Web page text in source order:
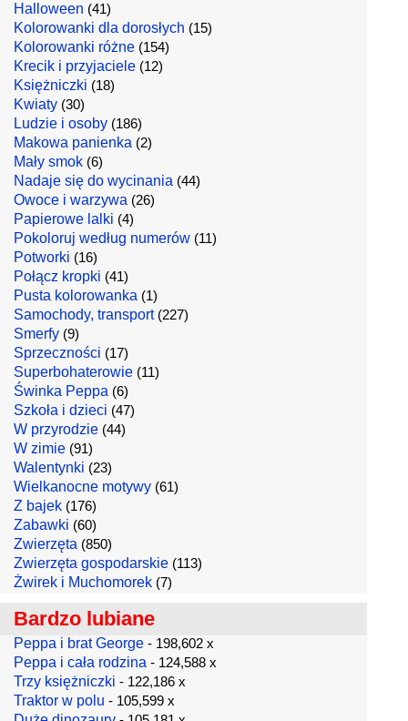
Halloween (41)
Kolorowanki dla dorosłych (15)
Kolorowanki różne (154)
Krecik i przyjaciele (12)
Księżniczki (18)
Kwiaty (30)
Ludzie i osoby (186)
Makowa panienka (2)
Mały smok (6)
Nadaje się do wycinania (44)
Owoce i warzywa (26)
Papierowe lalki (4)
Pokoloruj według numerów (11)
Potworki (16)
Połącz kropki (41)
Pusta kolorowanka (1)
Samochody, transport(227)
Smerfy (9)
Sprzeczności (17)
Superbohaterowie (11)
Świnka Peppa (6)
Szkoła i dzieci (47)
W przyrodzie (44)
W zimie (91)
Walentynki (23)
Wielkanocne motywy (61)
Z bajek (176)
Zabawki (60)
Zwierzęta (850)
Zwierzęta gospodarskie (113)
Żwirek i Muchomorek (7)
Bardzo lubiane
Peppa i brat George - 198,602 x
Peppa i cała rodzina - 124,588 x
Trzy księżniczki - 122,186 x
Traktor w polu - 105,599 x